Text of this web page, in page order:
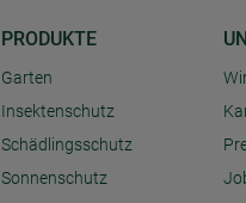
PRODUKTE
Garten
Insektenschutz
Schädlingsschutz
Sonnenschutz